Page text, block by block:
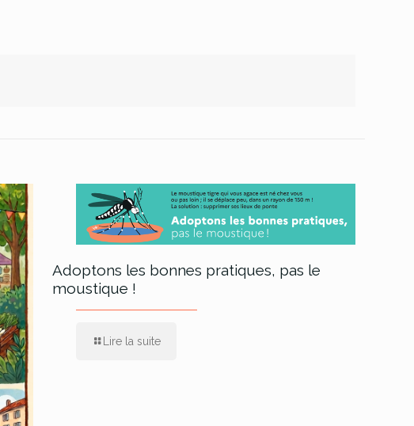
Adoptons les bonnes pratiques, pas le
moustique !
Lire la suite